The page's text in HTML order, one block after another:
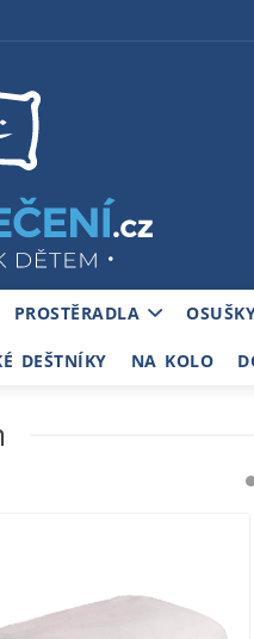
PROSTĚRADLA
DEŠTNÍKY NA KOLO